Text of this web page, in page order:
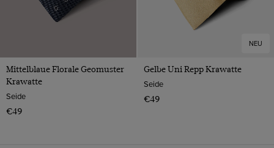
Mittelblaue Florale Geomuster
Krawatte
Seide
€49
NEU
Gelbe Uni Repp Krawatte
Seide
€49